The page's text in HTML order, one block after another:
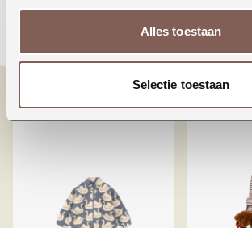
Alles toestaan
Selectie toestaan
€ 24,99
BEKIJKEN
€ 70,00